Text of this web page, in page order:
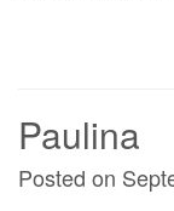
Paulina
Posted on